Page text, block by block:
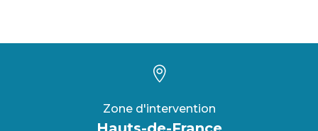

Zone d'intervention